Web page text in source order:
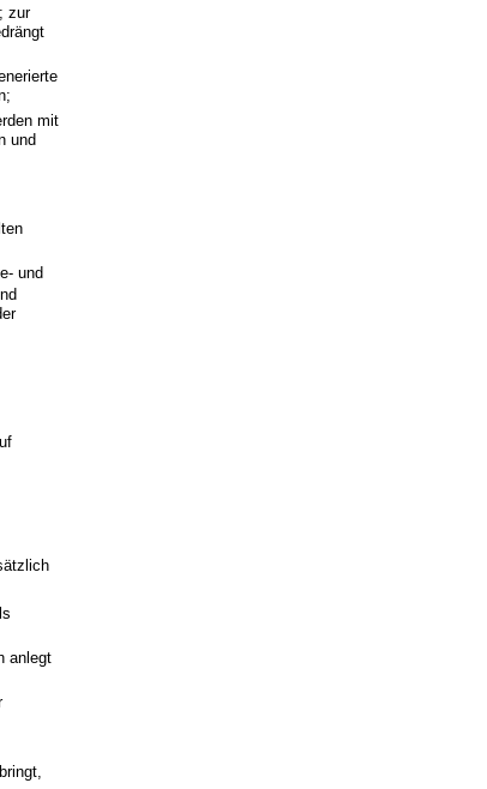
zur
mit
und
und
anlegt